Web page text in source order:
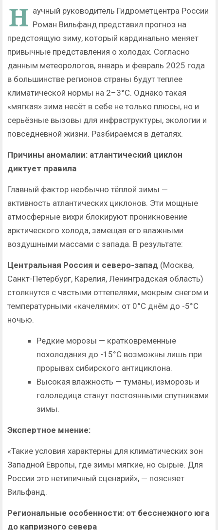
Н аучный руководитель Гидрометцентра России
Роман Вильфанд представил прогноз на
предстоящую зиму, который кардинально меняет
привычные представления о холодах. Согласно
данным метеорологов, январь и февраль 2025 года
в большинстве регионов страны будут теплее
климатической нормы на 2–3°C. Однако такая
«мягкая» зима несёт в себе не только плюсы, но и
серьёзные вызовы для инфраструктуры, экологии и
повседневной жизни. Разбираемся в деталях.
Причины аномалии: атлантический циклон
диктует правила
Главный фактор необычно тёплой зимы —
активность атлантических циклонов. Эти мощные
атмосферные вихри блокируют проникновение
арктического холода, замещая его влажными
воздушными массами с запада. В результате:
Центральная Россия и северо-запад (Москва,
Санкт-Петербург, Карелия, Ленинградская область)
столкнутся с частыми оттепелями, мокрым снегом и
температурными «качелями»: от 0°C днём до -5°C
ночью.
Редкие морозы — кратковременные
похолодания до -15°C возможны лишь при
прорывах сибирского антициклона.
Высокая влажность — туманы, изморозь и
гололедица станут постоянными спутниками
зимы.
Экспертное мнение:
«Такие условия характерны для климатических зон
Западной Европы, где зимы мягкие, но сырые. Для
России это нетипичный сценарий», — поясняет
Вильфанд.
Региональные особенности: от бесснежного юга
до капризного севера